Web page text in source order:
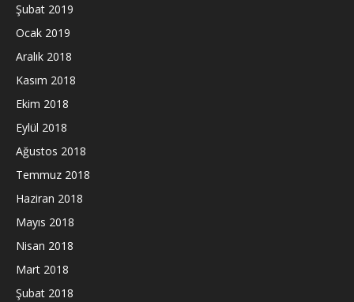
Şubat 2019
Ocak 2019
Aralık 2018
Kasım 2018
Ekim 2018
Eylül 2018
Ağustos 2018
Temmuz 2018
Haziran 2018
Mayıs 2018
Nisan 2018
Mart 2018
Şubat 2018